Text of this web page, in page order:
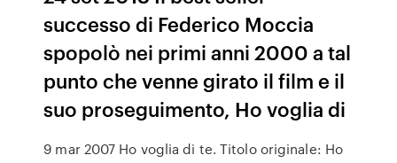
successo di Federico Moccia
spopolò nei primi anni 2000 a tal
punto che venne girato il film e il
suo proseguimento, Ho voglia di
9 mar 2007 Ho voglia di te. Titolo originale: Ho